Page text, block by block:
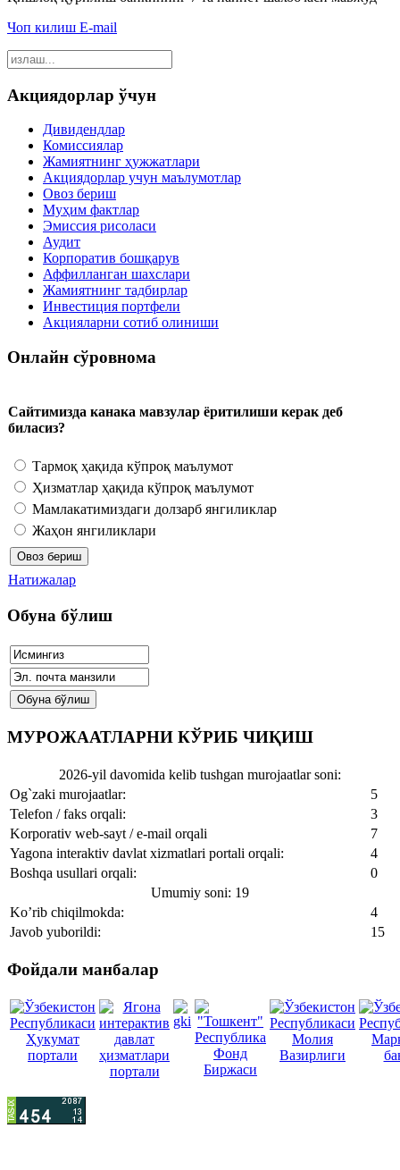
Чоп килиш E-mail
Акциядорлар ўчун
Дивидендлар
Комиссиялар
Жамиятнинг ҳужжатлари
Акциядорлар учун маълумотлар
Овоз бериш
Муҳим фактлар
Эмиссия рисоласи
Аудит
Корпоратив бошқарув
Аффилланган шахслари
Жамиятнинг тадбирлар
Инвестиция портфели
Акцияларни сотиб олиниши
Онлайн сўровнома
Сайтимизда канака мавзулар ёритилиши керак деб
биласиз?
Тармоқ ҳақида кўпроқ маълумот
Ҳизматлар ҳақида кўпроқ маълумот
Мамлакатимиздаги долзарб янгиликлар
Жаҳон янгиликлари
Натижалар
Обуна бўлиш
МУРОЖААТЛАРНИ КЎРИБ ЧИҚИШ
2026-yil davomida kelib tushgan murojaatlar soni:
Og`zaki murojaatlar:
5
Telefon / faks orqali:
3
Korporativ web-sayt / e-mail orqali
7
Yagona interaktiv davlat xizmatlari portali orqali:
4
Boshqa usullari orqali:
0
Umumiy soni: 19
Ko’rib chiqilmokda:
4
Javob yuborildi:
15
Фойдали манбалар